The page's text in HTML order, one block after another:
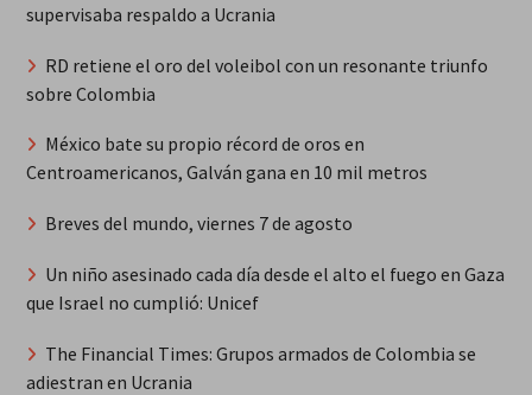
supervisaba respaldo a Ucrania
RD retiene el oro del voleibol con un resonante triunfo
sobre Colombia
México bate su propio récord de oros en
Centroamericanos, Galván gana en 10 mil metros
Breves del mundo, viernes 7 de agosto
Un niño asesinado cada día desde el alto el fuego en Gaza
que Israel no cumplió: Unicef
The Financial Times: Grupos armados de Colombia se
adiestran en Ucrania